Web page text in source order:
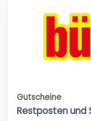
Gutscheine
Restposten und